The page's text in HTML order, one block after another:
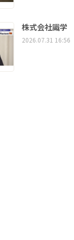
株式会社識学
2026.07.31 16:56